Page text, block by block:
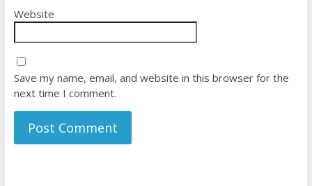
Website
Save my name, email, and website in this browser for the
next time I comment.